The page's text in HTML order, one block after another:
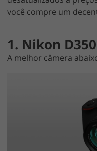
você compre um
1. Nikon
A melhor câmera